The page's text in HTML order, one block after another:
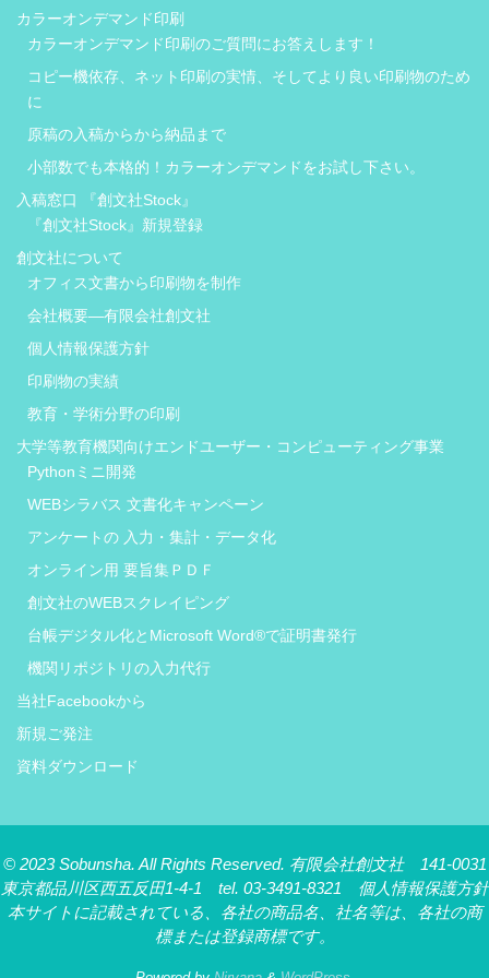
カラーオンデマンド印刷
カラーオンデマンド印刷のご質問にお答えします！
コピー機依存、ネット印刷の実情、そしてより良い印刷物のため
に
原稿の入稿からから納品まで
小部数でも本格的！カラーオンデマンドをお試し下さい。
入稿窓口 『創文社Stock』
『創文社Stock』新規登録
創文社について
オフィス文書から印刷物を制作
会社概要―有限会社創文社
個人情報保護方針
印刷物の実績
教育・学術分野の印刷
大学等教育機関向けエンドユーザー・コンピューティング事業
Pythonミニ開発
WEBシラバス 文書化キャンペーン
アンケートの 入力・集計・データ化
オンライン用 要旨集ＰＤＦ
創文社のWEBスクレイピング
台帳デジタル化とMicrosoft Word®で証明書発行
機関リポジトリの入力代行
当社Facebookから
新規ご発注
資料ダウンロード
© 2023 Sobunsha. All Rights Reserved. 有限会社創文社 141-0031
東京都品川区西五反田1-4-1 tel. 03-3491-8321 個人情報保護方針
本サイトに記載されている、各社の商品名、社名等は、各社の商
標または登録商標です。